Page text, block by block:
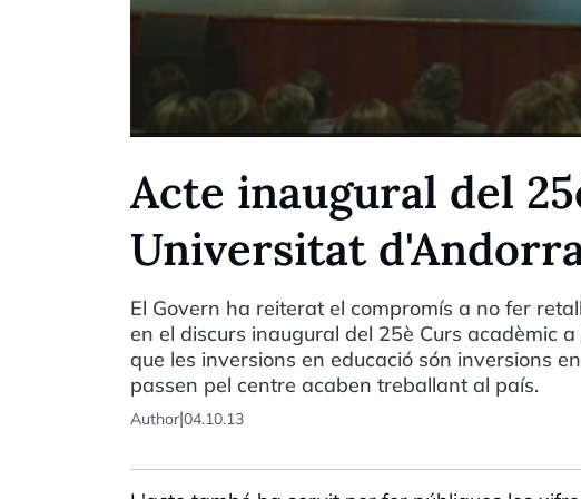
Acte inaugural del
Universitat
El Govern ha reiterat el compromís a no fer
en el discurs inaugural del 25è Curs acadèmic
que les inversions en educació són inversions
passen pel centre acaben treballant al país.
Author|04.10.13